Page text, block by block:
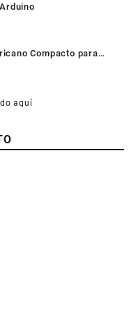
Compacto para
aquí